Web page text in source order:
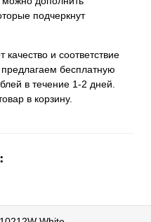
подчеркнут
качество и соответствие
бесплатную
в течение 1-2 дней.
в корзину.